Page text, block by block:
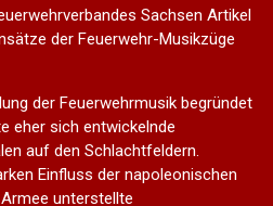
Sachsen Artikel
der Feuerwehr-Musikzüge
der Feuerwehrmusik begründet
eher sich entwickelnde
auf den Schlachtfeldern.
Einfluss der napoleonischen
unterstellte